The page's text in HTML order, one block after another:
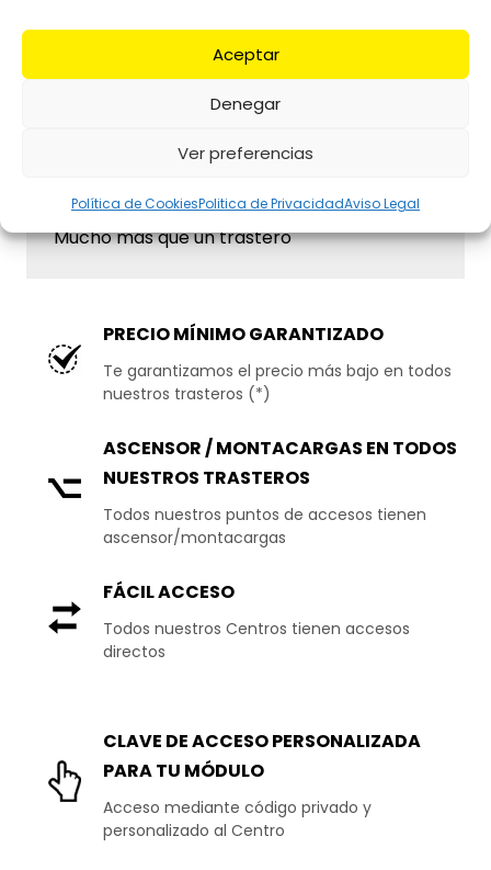
Aceptar
Denegar
Ver preferencias
Política de CookiesPolitica de PrivacidadAviso Legal
Acceso personalizado 24/7
Cámaras de vídeo-vigilancia
Atención Personalizada
Mucho más que un trastero
PRECIO MÍNIMO GARANTIZADO
Te garantizamos el precio más bajo en todos
nuestros trasteros (*)
ASCENSOR / MONTACARGAS EN TODOS
NUESTROS TRASTEROS
Todos nuestros puntos de accesos tienen
ascensor/montacargas
FÁCIL ACCESO
Todos nuestros Centros tienen accesos
directos
CLAVE DE ACCESO PERSONALIZADA
PARA TU MÓDULO
Acceso mediante código privado y
personalizado al Centro